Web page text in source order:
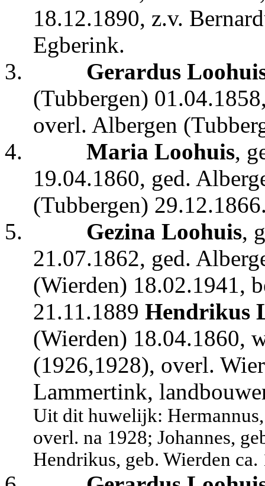
18.12.1890, z.v.
Egberink.
3.
Gerardus
(Tubbergen)
overl. Albergen
4.
Maria Loohuis,
19.04.1860, ged.
(Tubbergen)
5.
Gezina Loohuis,
21.07.1862, ged.
(Wierden) 18.02.1941,
21.11.1889 Hendrikus
(Wierden) 18.04.1860,
(1926,1928), overl.
Lammertink,
Uit dit huwelijk:
overl. na 1928; Johannes,
Hendrikus, geb. Wierden